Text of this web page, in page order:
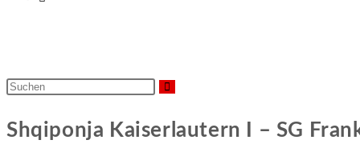
Diese
durchsuchen
Shqiponja Kaiserlautern I – SG